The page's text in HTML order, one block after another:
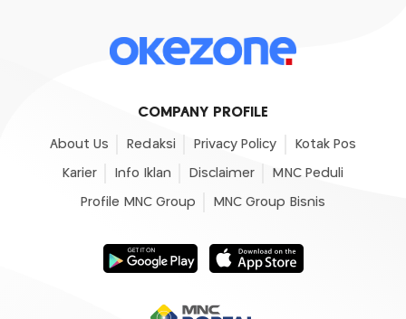
COMPANY PROFILE
About Us Redaksi Privacy Policy Kotak Pos
Karier Info Iklan Disclaimer MNC Peduli
Profile MNC Group MNC Group Bisnis